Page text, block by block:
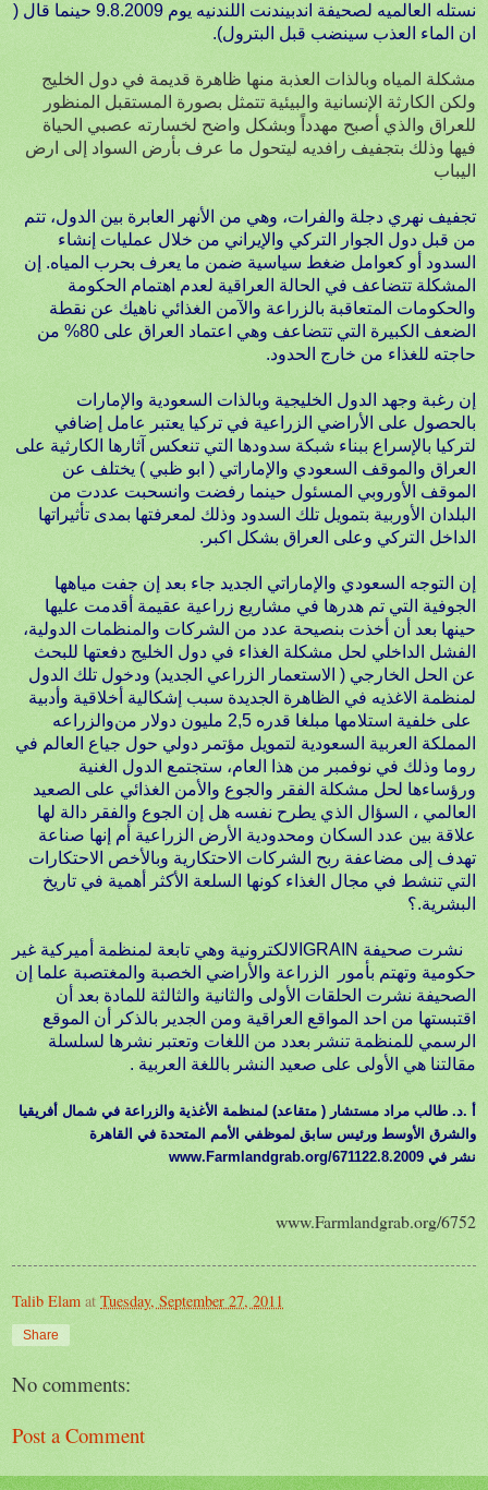
نستله العالميه لصحيفة اندبيندنت اللندنيه يوم 9.8.2009 حينما قال (
ان الماء العذب سينضب قبل البترول).
مشكلة المياه وبالذات العذبة منها ظاهرة قديمة في دول الخليج
ولكن الكارثة الإنسانية والبيئية تتمثل بصورة المستقبل المنظور
للعراق والذي أصبح مهدداً وبشكل واضح لخسارته عصبي الحياة
فيها وذلك بتجفيف رافديه ليتحول ما عرف بأرض السواد إلى ارض
اليباب
تجفيف نهري دجلة والفرات، وهي من الأنهر العابرة بين الدول، تتم
من قبل دول الجوار التركي والإيراني من خلال عمليات إنشاء
السدود أو كعوامل ضغط سياسية ضمن ما يعرف بحرب المياه. إن
المشكلة تتضاعف في الحالة العراقية لعدم اهتمام الحكومة
والحكومات المتعاقبة بالزراعة والآمن الغذائي ناهيك عن نقطة
الضعف الكبيرة التي تتضاعف وهي اعتماد العراق على 80% من
حاجته للغذاء من خارج الحدود.
إن رغبة وجهد الدول الخليجية وبالذات السعودية والإمارات
بالحصول على الأراضي الزراعية في تركيا يعتبر عامل إضافي
لتركيا بالإسراع ببناء شبكة سدودها التي تنعكس آثارها الكارثية على
العراق والموقف السعودي والإماراتي ( ابو ظبي ) يختلف عن
الموقف الأوروبي المسئول حينما رفضت وانسحبت عددت من
البلدان الأوربية بتمويل تلك السدود وذلك لمعرفتها بمدى تأثيراتها
الداخل التركي وعلى العراق بشكل اكبر.
إن التوجه السعودي والإماراتي الجديد جاء بعد إن جفت مياهها
الجوفية التي تم هدرها في مشاريع زراعية عقيمة أقدمت عليها
حينها بعد أن أخذت بنصيحة عدد من الشركات والمنظمات الدولية،
الفشل الداخلي لحل مشكلة الغذاء في دول الخليج دفعتها للبحث
عن الحل الخارجي ( الاستعمار الزراعي الجديد) ودخول تلك الدول
في الظاهرة الجديدة سبب إشكالية أخلاقية وأدبية
والزراعهعلى خلفية استلامها مبلغا قدره 2,5 مليون دولار من
المملكة العربية السعودية لتمويل مؤتمر دولي حول جياع العالم في
روما وذلك في نوفمبر من هذا العام، ستجتمع الدول الغنية
ورؤساءها لحل مشكلة الفقر والجوع والأمن الغذائي على الصعيد
العالمي ، السؤال الذي يطرح نفسه هل إن الجوع والفقر دالة لها
علاقة بين عدد السكان ومحدودية الأرض الزراعية أم إنها صناعة
تهدف إلى مضاعفة ربح الشركات الاحتكارية وبالأخص الاحتكارات
التي تنشط في مجال الغذاء كونها السلعة الأكثر أهمية في تاريخ
البشرية.؟
نشرت صحيفة GRAINالالكترونية وهي تابعة لمنظمة أميركية غير
حكومية وتهتم بأمور الزراعة والأراضي الخصبة والمغتصبة علما إن
الصحيفة نشرت الحلقات الأولى والثانية والثالثة للمادة بعد أن
اقتبستها من احد المواقع العراقية ومن الجدير بالذكر أن الموقع
الرسمي للمنظمة تنشر بعدد من اللغات وتعتبر نشرها لسلسلة
مقالتنا هي الأولى على صعيد النشر باللغة العربية .
أ .د. طالب مراد مستشار ( متقاعد) لمنظمة الأغذية والزراعة في شمال أفريقيا
والشرق الأوسط ورئيس سابق لموظفي الأمم المتحدة في القاهرة
www.Farmlandgrab.org/6711
نشر في 22.8.2009
www.Farmlandgrab.org/6752
Talib Elam at Tuesday, September 27, 2011
Share
No comments:
Post a Comment